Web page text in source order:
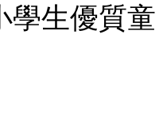
學生優質童